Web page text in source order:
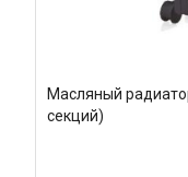
Масляный
секций)